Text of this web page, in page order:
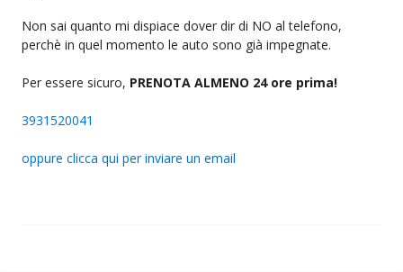
Non sai quanto mi dispiace dover dir di NO al telefono,
perchè in quel momento le auto sono già impegnate.
Per essere sicuro, PRENOTA ALMENO 24 ore prima!
3931520041
oppure clicca qui per inviare un email